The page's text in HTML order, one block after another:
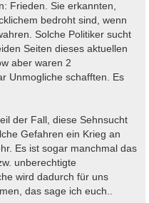
Frieden. Sie erkannten,
bedroht sind, wenn
Solche Politiker sucht
Seiten dieses aktuellen
aber waren 2
Unmogliche schafften. Es
der Fall, diese Sehnsucht
Gefahren ein Krieg an
Es ist sogar manchmal das
unberechtigte
wird dadurch für uns
das sage ich euch..